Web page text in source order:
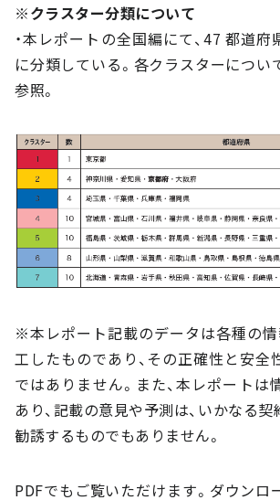
※クラスター分類について
・本レポートの全国編にて、47 都道
に分類している。各クラスターについ
参照。
※本レポート記載のデータは各種の情
工したものであり、その正確性と安全
ではありません。また、本レポートは
あり、記載の意見や予測は、いかなる
勧誘するものでもありません。
PDFでもご覧いただけます。ダウンロ